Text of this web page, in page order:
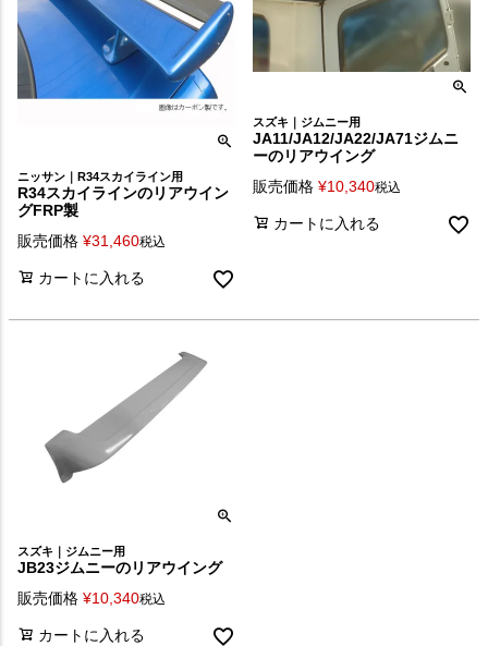
ニッサン｜R34スカイライン用
R34スカイラインのリアウイン
グFRP製
販売価格 ¥31,460税込
カートに入れる
スズキ｜ジムニー用
JA11/JA12/JA22/JA71ジムニ
ーのリアウイング
販売価格 ¥10,340税込
カートに入れる
スズキ｜ジムニー用
JB23ジムニーのリアウイング
販売価格 ¥10,340税込
カートに入れる